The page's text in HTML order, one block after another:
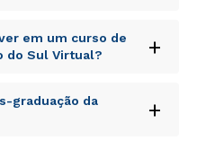
iste natus error sit
laudantium,
quae ab illo inventore
voluptatem quia
aut fugit, sed quia
em um curso de
do Sul Virtual?
+
iste natus error sit
laudantium,
graduação da
+